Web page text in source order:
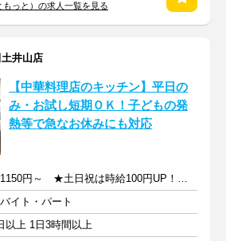
っと）の求人一覧を見る
井山店
【中華料理店のキッチン】平⽇の
み・お試し短期ＯＫ！⼦どもの発
熱等で急なお休みにも対応
時給1150円～ ★土日祝は時給100円UP！ ★高校生も同時給！
イト・パート
以上 1日3時間以上